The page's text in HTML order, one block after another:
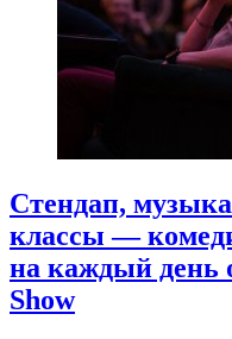
Стендап,
классы —
на каждый день
Show